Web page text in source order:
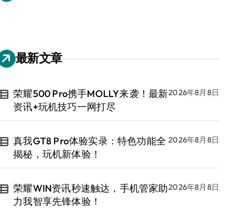
最新文章
荣耀500 Pro携手MOLLY来袭！最新
资讯+玩机技巧一网打尽
2026年8月8日
真我GT8 Pro体验实录：特色功能全
揭秘，玩机新体验！
2026年8月8日
荣耀WIN资讯秒速触达，手机管家助
力我智享先锋体验！
2026年8月8日